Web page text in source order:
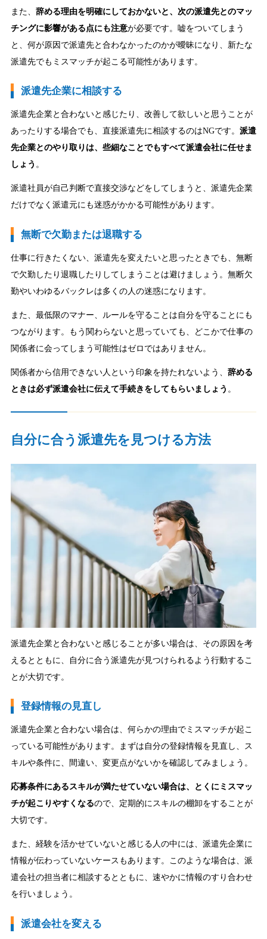
また、 辞める理由を明確にしておかないと、次の派遣先とのマッ
チングに影響がある点にも注意が必要です。嘘をついてしまう
と、何が原因で派遣先と合わなかったのかが曖昧になり、新たな
派遣先でもミスマッチが起こる可能性があります。
派遣先企業に相談する
派遣先企業と合わないと感じたり、改善して欲しいと思うことが
あったりする場合でも、直接派遣先に相談するのはNGです。 派遣
先企業とのやり取りは、些細なことでもすべて派遣会社に任せま
しょう 。
派遣社員が自己判断で直接交渉などをしてしまうと、派遣先企業
だけでなく派遣元にも迷惑がかかる可能性があります。
無断で欠勤または退職する
仕事に行きたくない、派遣先を変えたいと思ったときでも、無断
で欠勤したり退職したりしてしまうことは避けましょう。無断欠
勤やいわゆるバックレは多くの人の迷惑になります。
また、最低限のマナー、ルールを守ることは自分を守ることにも
つながります。もう関わらないと思っていても、どこかで仕事の
関係者に会ってしまう可能性はゼロではありません。
関係者から信用できない人という印象を持たれないよう、 辞める
ときは必ず派遣会社に伝えて手続きをしてもらいましょう 。
自分に合う派遣先を見つける方法
派遣先企業と合わないと感じることが多い場合は、その原因を考
えるとともに、自分に合う派遣先が見つけられるよう行動するこ
とが大切です。
登録情報の見直し
派遣先企業と合わない場合は、何らかの理由でミスマッチが起こ
っている可能性があります。まずは自分の登録情報を見直し、ス
キルや条件に、間違い、変更点がないかを確認してみましょう。
応募条件にあるスキルが満たせていない場合は、とくにミスマッ
チが起こりやすくなるので、定期的にスキルの棚卸をすることが
大切です。
また、経験を活かせていないと感じる人の中には、派遣先企業に
情報が伝わっていないケースもあります。このような場合は、派
遣会社の担当者に相談するとともに、速やかに情報のすり合わせ
を行いましょう。
派遣会社を変える